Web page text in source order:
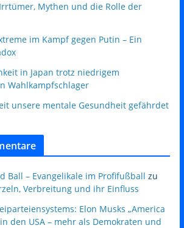
Mythen und die Rolle der
im Kampf gegen Putin – Ein
in Japan trotz niedrigem
Wahlkampfschlager
unsere mentale Gesundheit gefährdet
Ball – Evangelikale im Profifußball zu
Verbreitung und ihr Einfluss
Elon Musks „America
den USA – mehr als Demokraten und